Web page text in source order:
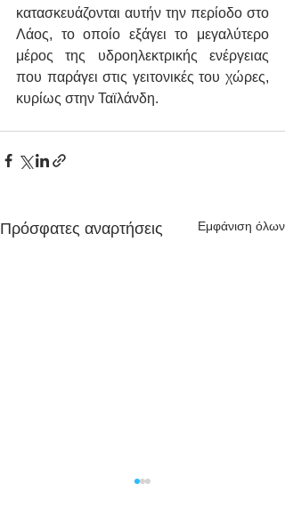
κατασκευάζονται αυτήν την περίοδο στο
Λάος, το οποίο εξάγει το μεγαλύτερο
μέρος της υδροηλεκτρικής ενέργειας
που παράγει στις γειτονικές του χώρες,
κυρίως στην Ταϊλάνδη.
Πρόσφατες αναρτήσεις Εμφάνιση όλων